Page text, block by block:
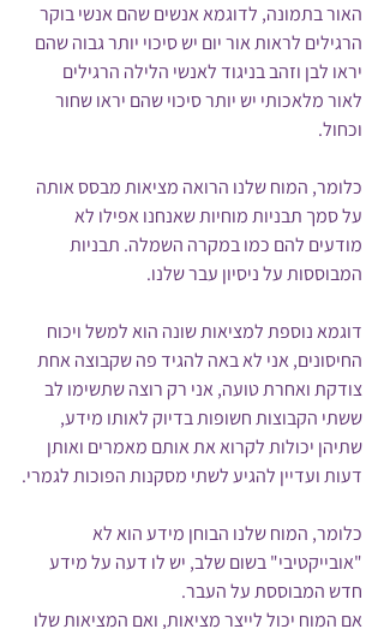
האור בתמונה, לדוגמא אנשים שהם אנשי בוקר
הרגילים לראות אור יום יש סיכוי יותר גבוה שהם
יראו לבן וזהב בניגוד לאנשי הלילה הרגילים
לאור מלאכותי יש יותר סיכוי שהם יראו שחור
וכחול.
כלומר, המוח שלנו הרואה מציאות מבסס אותה
על סמך תבניות מוחיות שאנחנו אפילו לא
מודעים להם כמו במקרה השמלה. תבניות
המבוססות על ניסיון עבר שלנו.
דוגמא נוספת למציאות שונה הוא למשל ויכוח
החיסונים, אני לא באה להגיד פה שקבוצה אחת
צודקת ואחרת טועה, אני רק רוצה שתשימו לב
ששתי הקבוצות חשופות בדיוק לאותו מידע,
שתיהן יכולות לקרוא את אותם מאמרים ואותן
דעות ועדיין להגיע לשתי מסקנות הפוכות לגמרי.
כלומר, המוח שלנו הבוחן מידע הוא לא
"אובייקטיבי" בשום שלב, יש לו דעה על מידע
חדש המבוססת על העבר.
אם המוח יכול לייצר מציאות, ואם המציאות שלו